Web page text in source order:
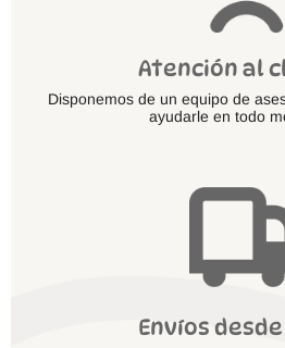
Atención al
Disponemos de un equipo de
ayudarle en todo
Envíos desde